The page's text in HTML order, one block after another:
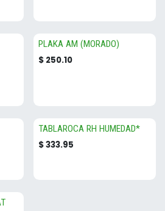
PLAKA AM (MORADO)
$ 250.10
TABLAROCA RH HUMEDAD*
$333.95